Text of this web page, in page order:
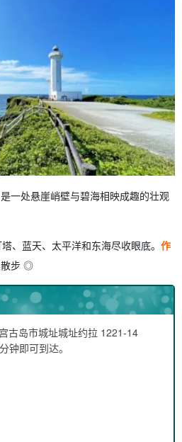
一处悬崖峭壁与碧海相映成趣的壮观
、蓝天、太平洋和东海尽收眼底。 作
散步 ◎
古岛市城址城址约拉 1221-14
钟即可到达。